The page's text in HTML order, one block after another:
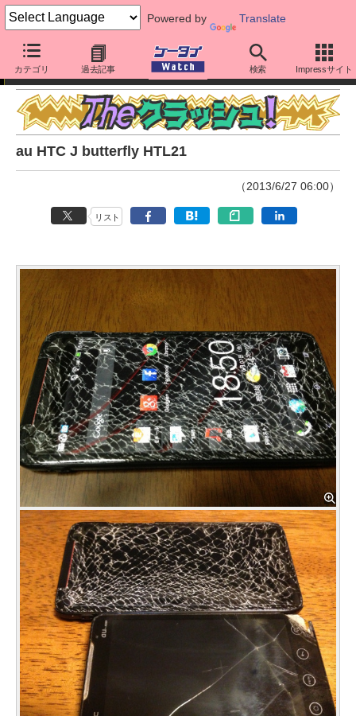
Powered by Translate
カテゴリ 過去記事 検索 Impressサイト
The クラッシュ！
au HTC J butterfly HTL21
（2013/6/27 06:00）
リスト